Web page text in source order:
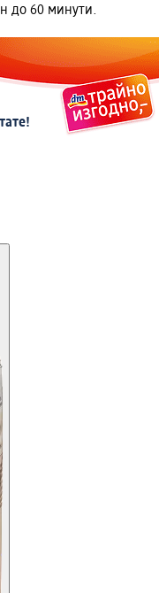
до 60 минути.